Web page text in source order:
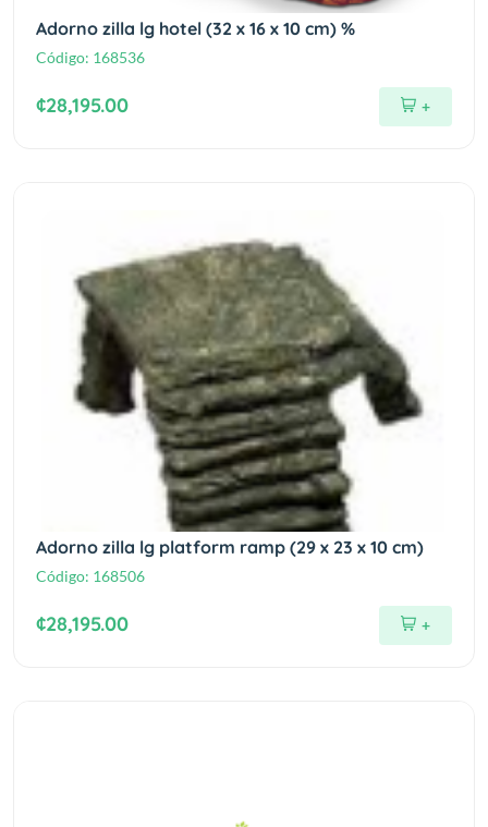
Adorno zilla lg hotel (32 x 16 x 10 cm) %
Código: 168536
¢28,195.00 +
Adorno zilla lg platform ramp (29 x 23 x 10 cm)
Código: 168506
¢28,195.00 +